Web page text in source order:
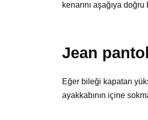
kenarını aşağıya
Jean
Eğer bileği kapatan
ayakkabının içine